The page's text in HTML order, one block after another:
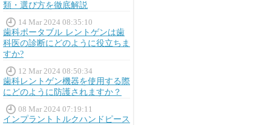
類・選び方を徹底解説
14 Mar 2024 08:35:10
歯科ポータブル レントゲンは歯
科医の診断にどのように役立ちま
すか?
12 Mar 2024 08:50:34
歯科レントゲン機器を使用する際
にどのように防護されますか？
08 Mar 2024 07:19:11
インプラントトルクハンドピース